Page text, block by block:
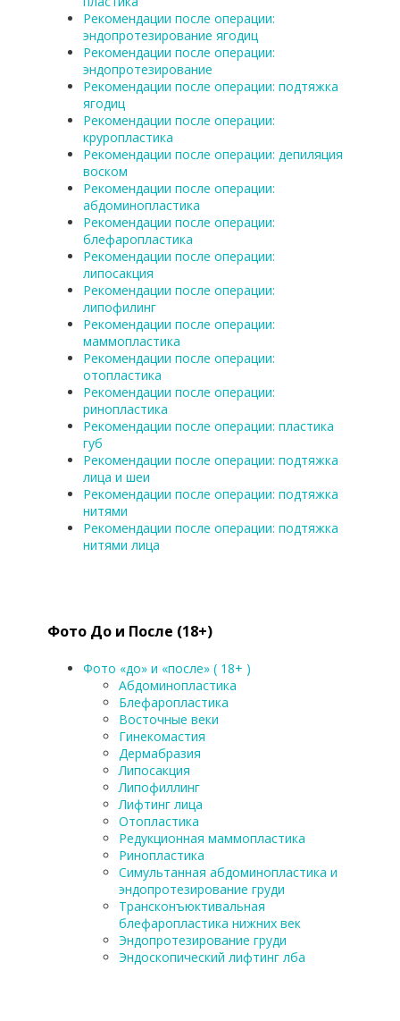
Рекомендации после операции:
эндопротезирование ягодиц
Рекомендации после операции:
эндопротезирование
Рекомендации после операции: подтяжка
ягодиц
Рекомендации после операции:
круропластика
Рекомендации после операции: депиляция
воском
Рекомендации после операции:
абдоминопластика
Рекомендации после операции:
блефаропластика
Рекомендации после операции:
липосакция
Рекомендации после операции:
липофилинг
Рекомендации после операции:
маммопластика
Рекомендации после операции:
отопластика
Рекомендации после операции:
ринопластика
Рекомендации после операции: пластика
губ
Рекомендации после операции: подтяжка
лица и шеи
Рекомендации после операции: подтяжка
нитями
Рекомендации после операции: подтяжка
нитями лица
Фото До и После (18+)
Фото «до» и «после» ( 18+ )
Абдоминопластика
Блефаропластика
Восточные веки
Гинекомастия
Дермабразия
Липосакция
Липофиллинг
Лифтинг лица
Отопластика
Редукционная маммопластика
Ринопластика
Симультанная абдоминопластика и
эндопротезирование груди
Трансконъюктивальная
блефаропластика нижних век
Эндопротезирование груди
Эндоскопический лифтинг лба